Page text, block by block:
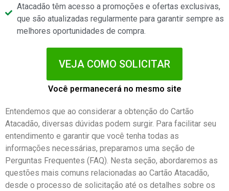
Atacadão têm acesso a promoções e ofertas exclusivas,
que são atualizadas regularmente para garantir sempre as
melhores oportunidades de compra.
VEJA COMO SOLICITAR
Você permanecerá no mesmo site
Entendemos que ao considerar a obtenção do Cartão
Atacadão, diversas dúvidas podem surgir. Para facilitar seu
entendimento e garantir que você tenha todas as
informações necessárias, preparamos uma seção de
Perguntas Frequentes (FAQ). Nesta seção, abordaremos as
questões mais comuns relacionadas ao Cartão Atacadão,
desde o processo de solicitação até os detalhes sobre os